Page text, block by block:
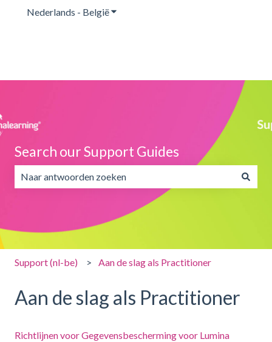
Nederlands - BelgiëSubmenu tonen voor vertalingen
Search our Support Guides
Er zijn geen suggesties want het zoekveld is leeg.
Support (nl-be) Aan de slag als Practitioner
Aan de slag als Practitioner
Richtlijnen voor Gegevensbescherming voor Lumina